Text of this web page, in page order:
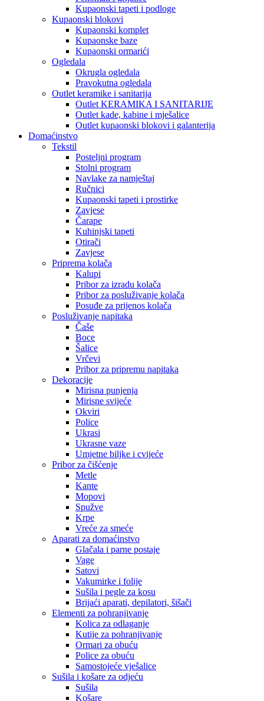
Kupaonski tapeti i podloge
Kupaonski blokovi
Kupaonski komplet
Kupaonske baze
Kupaonski ormarići
Ogledala
Okrugla ogledala
Pravokutna ogledala
Outlet keramike i sanitarija
Outlet KERAMIKA I SANITARIJE
Outlet kade, kabine i mješalice
Outlet kupaonski blokovi i galanterija
Domaćinstvo
Tekstil
Posteljni program
Stolni program
Navlake za namještaj
Ručnici
Kupaonski tapeti i prostirke
Zavjese
Čarape
Kuhinjski tapeti
Otirači
Zavjese
Priprema kolača
Kalupi
Pribor za izradu kolača
Pribor za posluživanje kolača
Posuđe za prijenos kolača
Posluživanje napitaka
Čaše
Boce
Šalice
Vrčevi
Pribor za pripremu napitaka
Dekoracije
Mirisna punjenja
Mirisne svijeće
Okviri
Police
Ukrasi
Ukrasne vaze
Umjetne biljke i cvijeće
Pribor za čišćenje
Metle
Kante
Mopovi
Spužve
Krpe
Vreće za smeće
Aparati za domaćinstvo
Glačala i parne postaje
Vage
Satovi
Vakumirke i folije
Sušila i pegle za kosu
Brijaći aparati, depilatori, šišači
Elementi za pohranjivanje
Kolica za odlaganje
Kutije za pohranjivanje
Ormari za obuću
Police za obuću
Samostojeće vješalice
Sušila i košare za odjeću
Sušila
Košare